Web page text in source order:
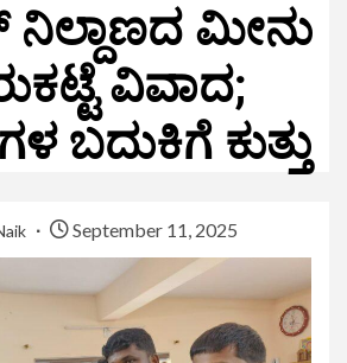
ಮೀನು
ವಿವಾದ;
ಬದುಕಿಗೆ ಕುತ್ತು
September 11, 2025